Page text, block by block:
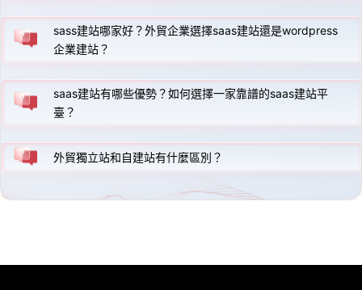
sass建站哪家好？外貿企業選擇saas建站還是wordpress
企業建站？
saas建站有哪些優勢？如何選擇一家靠譜的saas建站平
臺？
外貿獨立站和自建站有什麼區別？